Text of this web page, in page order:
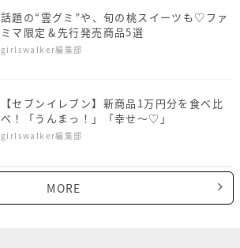
話題の“雲グミ”や、旬の桃スイーツも♡ファ
ミマ限定＆先行発売商品5選
girlswalker編集部
【セブンイレブン】新商品1万円分を食べ比
べ！「うんまっ！」「幸せ～♡」
girlswalker編集部
MORE